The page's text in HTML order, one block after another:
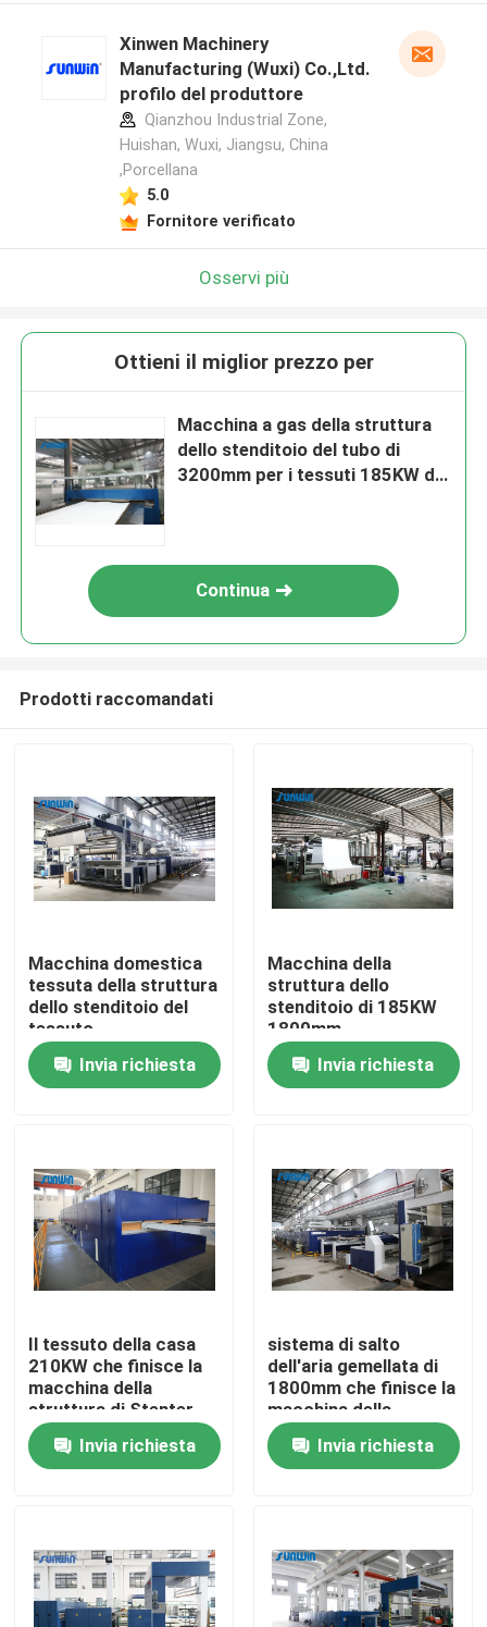
Casa
Chi siamo
Prodotti
macchina dello stenter del tessuto
Macchina di Stenter dell'aria calda
Macchina di Stenter del tessuto
Macchina della regolazione di calore del tessuto
Rifinitrice del tessuto
Xinwen Machinery
Manufacturing (Wuxi) Co.,Ltd.
profilo del produttore
Qianzhou Industrial Zone,
Huishan, Wuxi, Jiangsu, China
,Porcellana
5.0
Fornitore verificato
Osservi più
Ottieni il miglior prezzo per
Macchina a gas della struttura
dello stenditoio del tubo di
3200mm per i tessuti 185KW del
Continua
Prodotti raccomandati
Macchina domestica
tessuta della struttura
dello stenditoio del
tessuto
Invia richiesta
Macchina della
struttura dello
stenditoio di 185KW
1800mm
Invia richiesta
Il tessuto della casa
210KW che finisce la
macchina della
struttura di Stenter
tricotta il tessuto del
filo di orditoInvia richiesta
sistema di salto
dell'aria gemellata di
1800mm che finisce la
macchina della
struttura di Stenter
per i tessuti di cotone
Invia richiesta